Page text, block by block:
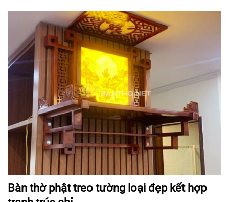
Bàn thờ phật treo tường loại đẹp kết hợp